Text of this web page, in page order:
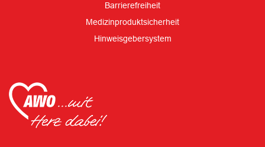
Barrierefreiheit
Medizinproduktsicherheit
Hinweisgebersystem